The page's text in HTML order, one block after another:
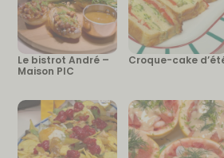
Le bistrot André –
Maison PIC
Croque-cake